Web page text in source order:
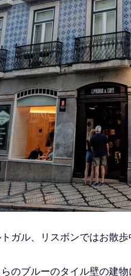
ガル、リスボンではお散
らのブルーのタイル壁の建